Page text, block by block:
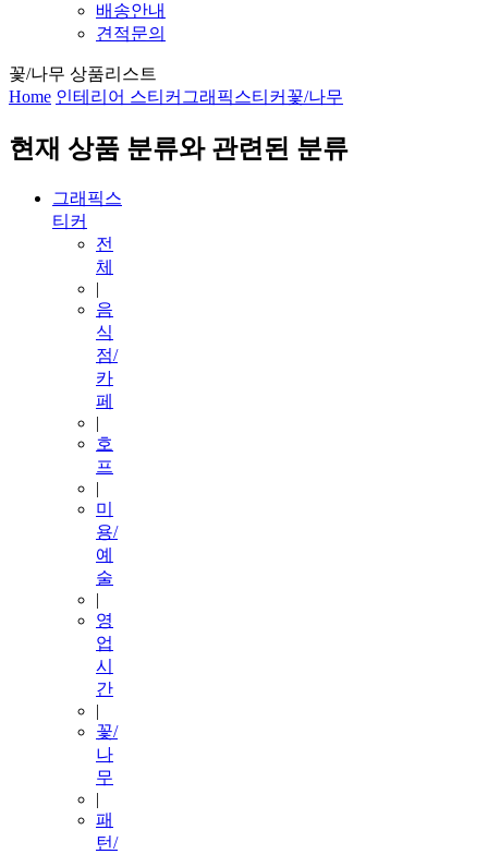
배송안내
견적문의
꽃/나무 상품리스트
Home 인테리어 스티커 그래픽스티커 꽃/나무
현재 상품 분류와 관련된 분류
그래픽스
티커
전
체
|
음
식
점/
카
페
|
호
프
|
미
용/
예
술
|
영
업
시
간
|
꽃/
나
무
|
패
턴/